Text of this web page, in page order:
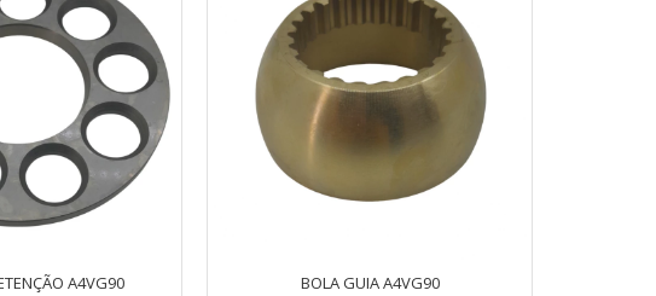
A4VG90 BOLA GUIA A4VG90